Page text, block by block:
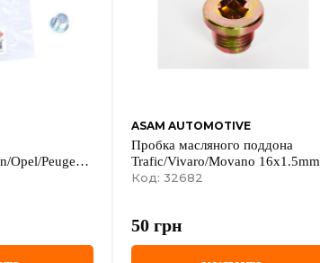
Opel/Peugeot/Renault/Volvo
ASAM AUTOMOTIVE
Пробка масляного поддона
Trafic/Vivaro/Movano 16x1.5mm
Код: 32682
50 грн